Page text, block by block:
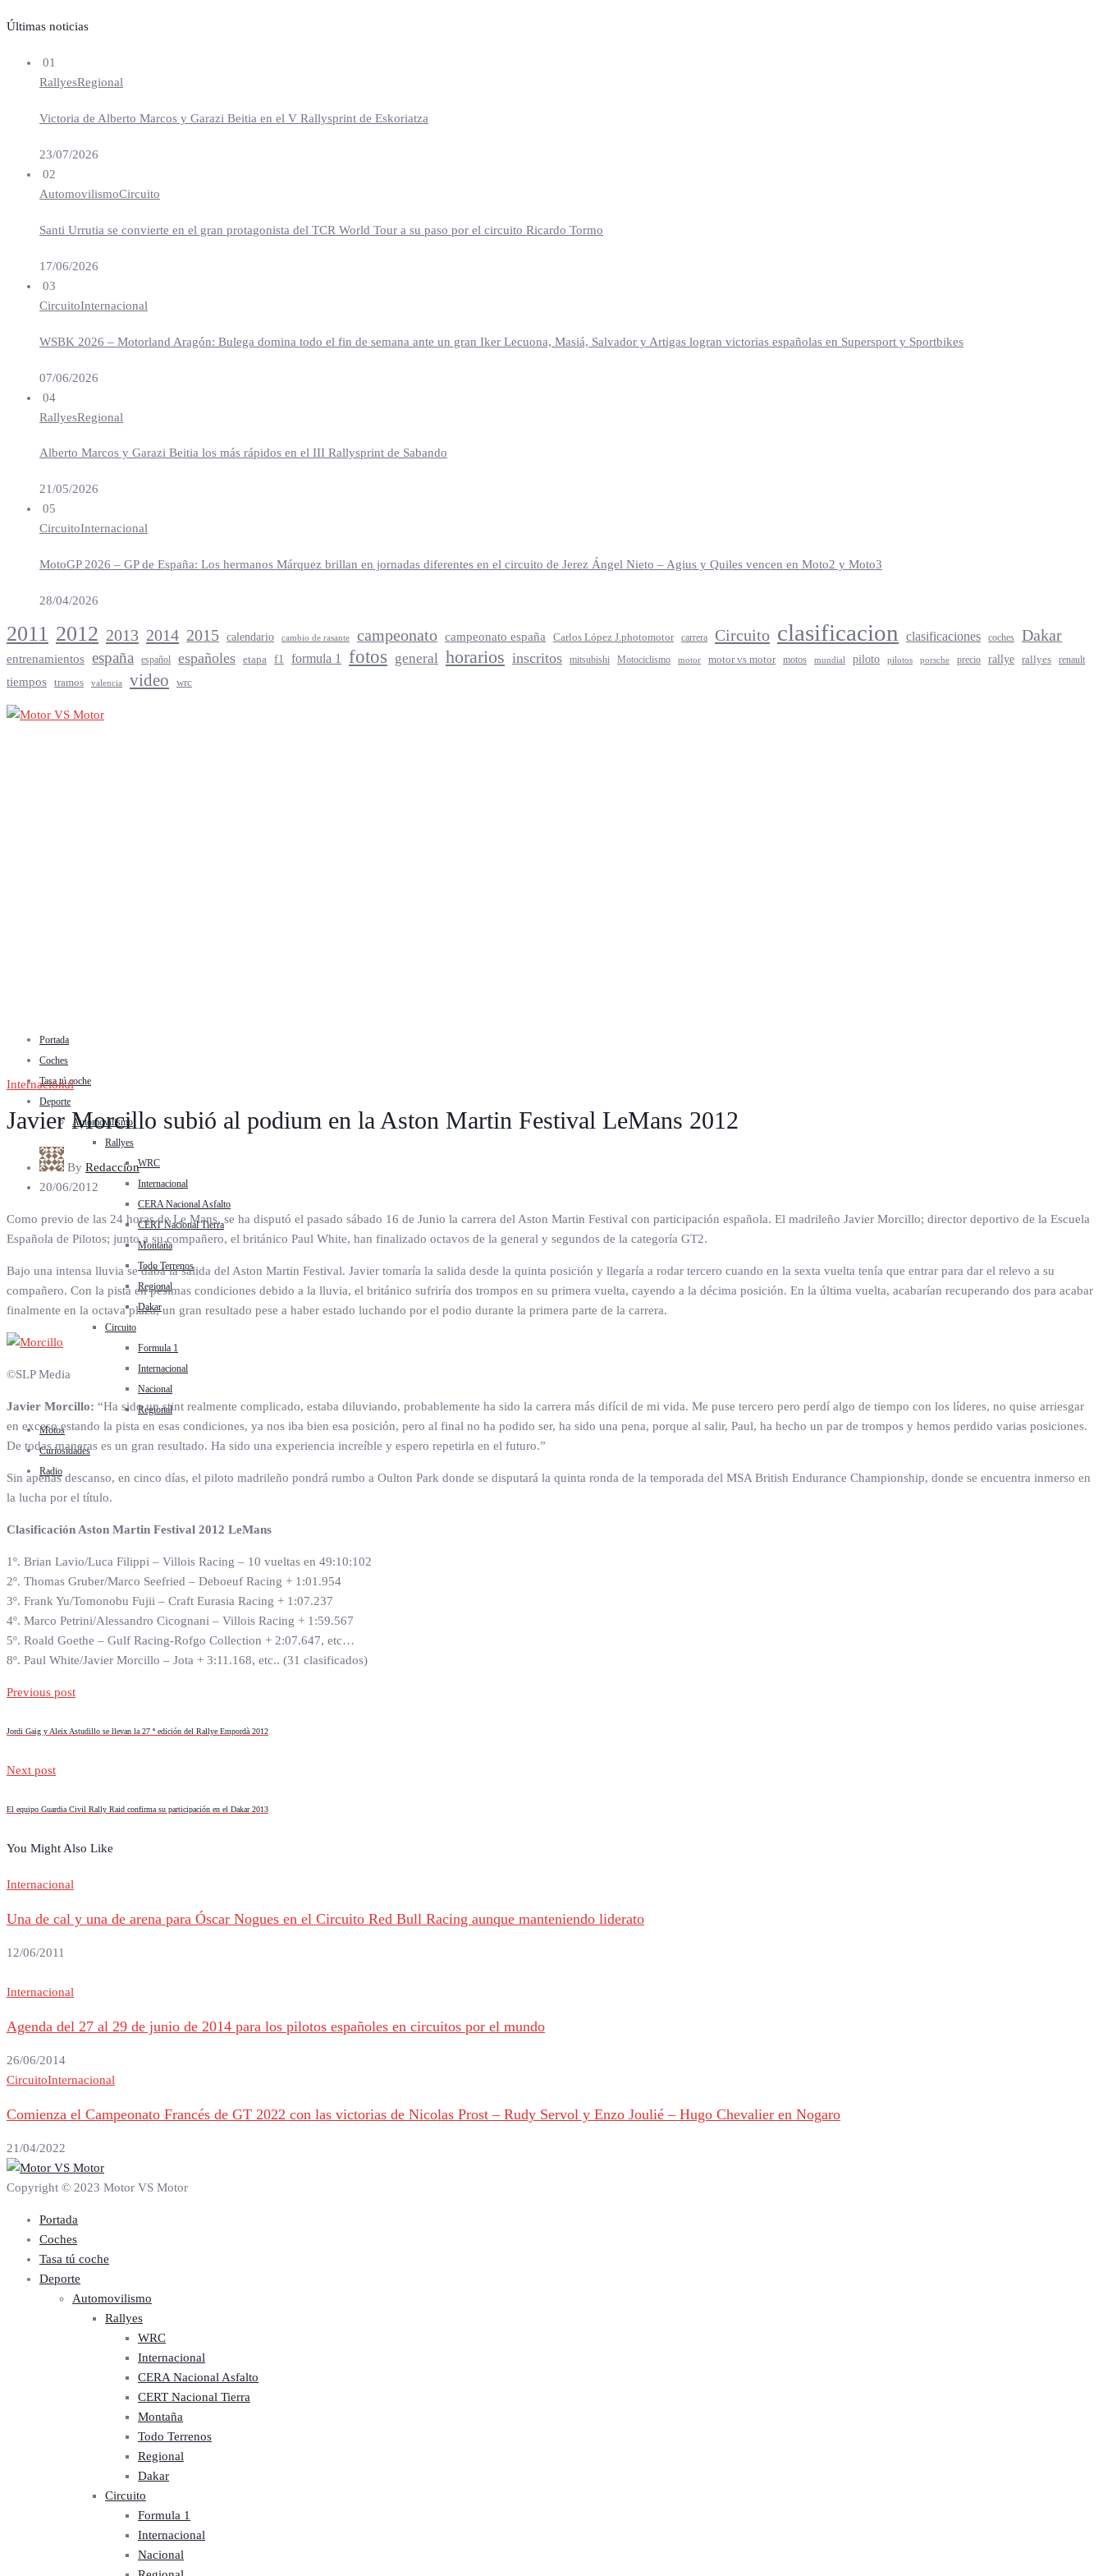
Últimas noticias
01
RallyesRegional
Victoria de Alberto Marcos y Garazi Beitia en el V Rallysprint de Eskoriatza
23/07/2026
02
AutomovilismoCircuito
Santi Urrutia se convierte en el gran protagonista del TCR World Tour a su paso por el circuito Ricardo Tormo
17/06/2026
03
CircuitoInternacional
WSBK 2026 – Motorland Aragón: Bulega domina todo el fin de semana ante un gran Iker Lecuona, Masiá, Salvador y Artigas logran victorias españolas en Supersport y Sportbikes
07/06/2026
04
RallyesRegional
Alberto Marcos y Garazi Beitia los más rápidos en el III Rallysprint de Sabando
21/05/2026
05
CircuitoInternacional
MotoGP 2026 – GP de España: Los hermanos Márquez brillan en jornadas diferentes en el circuito de Jerez Ángel Nieto – Agius y Quiles vencen en Moto2 y Moto3
28/04/2026
2011 2012 2013 2014 2015 calendario cambio de rasante campeonato campeonato españa Carlos López J.photomotor carrera Circuito clasificacion clasificaciones coches Dakar
entrenamientos españa español españoles etapa f1 formula 1 fotos general horarios inscritos mitsubishi Motociclismo motor motor vs motor motos mundial piloto pilotos porsche precio rallye rallyes renault
tiempos tramos valencia video wrc
Portada
Coches
Tasa tú coche
Deporte
Automovilismo
Rallyes
WRC
Internacional
CERA Nacional Asfalto
CERT Nacional Tierra
Montaña
Todo Terrenos
Regional
Dakar
Circuito
Formula 1
Internacional
Nacional
Regional
Motos
Curiosidades
Radio
Internacional
Javier Morcillo subió al podium en la Aston Martin Festival LeMans 2012
By Redaccion
20/06/2012
Como previo de las 24 horas de Le Mans, se ha disputó el pasado sábado 16 de Junio la carrera del Aston Martin Festival con participación española. El madrileño Javier Morcillo; director deportivo de la Escuela
Española de Pilotos; junto a su compañero, el británico Paul White, han finalizado octavos de la general y segundos de la categoría GT2.
Bajo una intensa lluvia se daba la salida del Aston Martin Festival. Javier tomaría la salida desde la quinta posición y llegaría a rodar tercero cuando en la sexta vuelta tenía que entrar para dar el relevo a su
compañero. Con la pista en pésimas condiciones debido a la lluvia, el británico sufriría dos trompos en su primera vuelta, cayendo a la décima posición. En la última vuelta, acabarían recuperando dos para acabar
finalmente en la octava plaza, un gran resultado pese a haber estado luchando por el podio durante la primera parte de la carrera.
©SLP Media
Javier Morcillo: “Ha sido un stint realmente complicado, estaba diluviando, probablemente ha sido la carrera más difícil de mi vida. Me puse tercero pero perdí algo de tiempo con los líderes, no quise arriesgar
en exceso estando la pista en esas condiciones, ya nos iba bien esa posición, pero al final no ha podido ser, ha sido una pena, porque al salir, Paul, ha hecho un par de trompos y hemos perdido varias posiciones.
De todas maneras es un gran resultado. Ha sido una experiencia increíble y espero repetirla en el futuro.”
Sin apenas descanso, en cinco días, el piloto madrileño pondrá rumbo a Oulton Park donde se disputará la quinta ronda de la temporada del MSA British Endurance Championship, donde se encuentra inmerso en
la lucha por el título.
Clasificación Aston Martin Festival 2012 LeMans
1º. Brian Lavio/Luca Filippi – Villois Racing – 10 vueltas en 49:10:102
2º. Thomas Gruber/Marco Seefried – Deboeuf Racing + 1:01.954
3º. Frank Yu/Tomonobu Fujii – Craft Eurasia Racing + 1:07.237
4º. Marco Petrini/Alessandro Cicognani – Villois Racing + 1:59.567
5º. Roald Goethe – Gulf Racing-Rofgo Collection + 2:07.647, etc…
8º. Paul White/Javier Morcillo – Jota + 3:11.168, etc.. (31 clasificados)
Previous post
Jordi Gaig y Aleix Astudillo se llevan la 27 ª edición del Rallye Empordà 2012
Next post
El equipo Guardia Civil Rally Raid confirma su participación en el Dakar 2013
You Might Also Like
Internacional
Una de cal y una de arena para Óscar Nogues en el Circuito Red Bull Racing aunque manteniendo liderato
12/06/2011
Internacional
Agenda del 27 al 29 de junio de 2014 para los pilotos españoles en circuitos por el mundo
26/06/2014
CircuitoInternacional
Comienza el Campeonato Francés de GT 2022 con las victorias de Nicolas Prost – Rudy Servol y Enzo Joulié – Hugo Chevalier en Nogaro
21/04/2022
Copyright © 2023 Motor VS Motor
Portada
Coches
Tasa tú coche
Deporte
Automovilismo
Rallyes
WRC
Internacional
CERA Nacional Asfalto
CERT Nacional Tierra
Montaña
Todo Terrenos
Regional
Dakar
Circuito
Formula 1
Internacional
Nacional